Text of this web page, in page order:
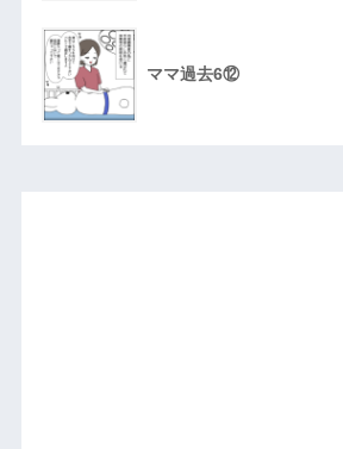
ママ過去6⑫